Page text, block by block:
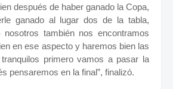
después de haber ganado la Copa,
ganado al lugar dos de la tabla,
nosotros también nos encontramos
en ese aspecto y haremos bien las
primero vamos a pasar la
pensaremos en la final”, finalizó.